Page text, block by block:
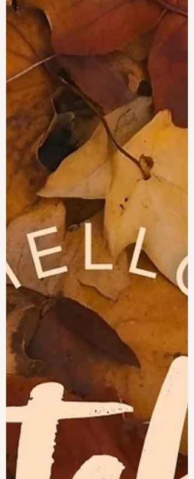
seconde pâte feuilletée sur l